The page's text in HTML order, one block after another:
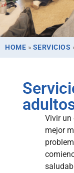
HOME » SERVICIOS
Vivir un
mejor